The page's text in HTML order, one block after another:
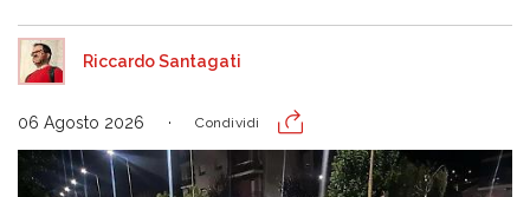
Riccardo Santagati
06 Agosto 2026 Condividi